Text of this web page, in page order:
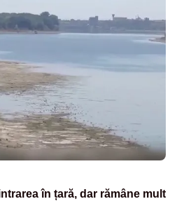
în țară, dar rămâne mult